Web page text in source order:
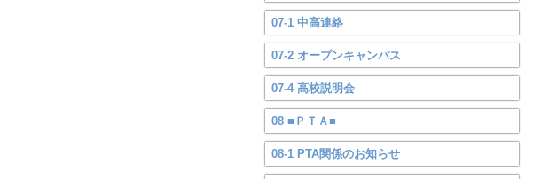
07-1 中高連絡
07-2 オープンキャンパス
07-4 高校説明会
08 ■ＰＴＡ■
08-1 PTA関係のお知らせ